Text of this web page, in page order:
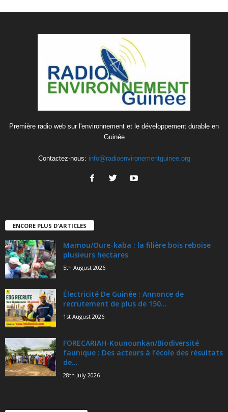
Première radio web sur l'environnement et le développement durable en
Guinée
Contactez-nous: info@radioenvironementguinee.org
ENCORE PLUS D'ARTICLES
Mamou/Oure-kaba : la filière bois reboise
plusieurs hectares
5th August 2026
Électricité De Guinée : Annonce de
recrutement de plus de 150...
1st August 2026
FORECARIAH-Kounounkan/Biodiversité
faunique : Des acteurs à l’école des résultats
de...
28th July 2026